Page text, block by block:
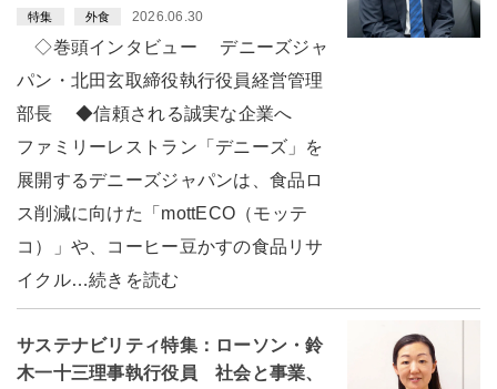
特集 外食 2026.06.30
◇巻頭インタビュー デニーズジャ
パン・北田玄取締役執行役員経営管理
部長 ◆信頼される誠実な企業へ
ファミリーレストラン「デニーズ」を
展開するデニーズジャパンは、食品ロ
ス削減に向けた「mottECO（モッテ
コ）」や、コーヒー豆かすの食品リサ
イクル…続きを読む
サステナビリティ特集：ローソン・鈴
木一十三理事執行役員 社会と事業、